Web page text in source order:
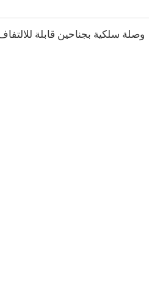
وصلة سلكية بجناحين قابلة